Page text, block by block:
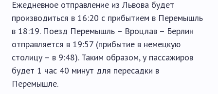
Ежедневное отправление из Львова будет
производиться в 16:20 с прибытием в Перемышль
в 18:19. Поезд Перемышль – Вроцлав – Берлин
отправляется в 19:57 (прибытие в немецкую
столицу – в 9:48). Таким образом, у пассажиров
будет 1 час 40 минут для пересадки в
Перемышле.